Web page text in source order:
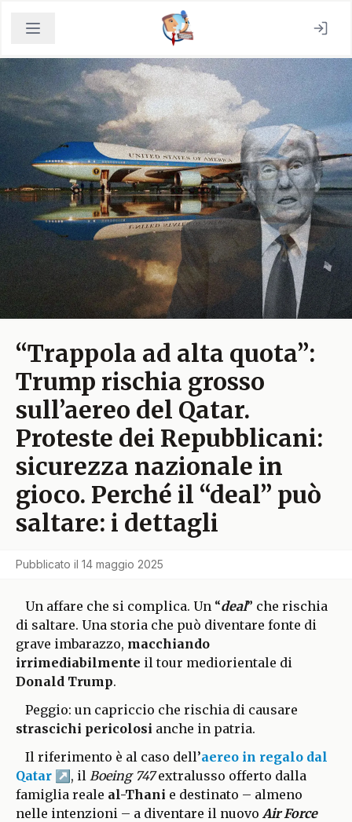
“Trappola ad alta quota”:
Trump rischia grosso
sull’aereo del Qatar.
Proteste dei Repubblicani:
sicurezza nazionale in
gioco. Perché il “deal” può
saltare: i dettagli
Pubblicato il 14 maggio 2025
Un affare che si complica. Un “deal” che rischia
di saltare. Una storia che può diventare fonte di
grave imbarazzo, macchiando
irrimediabilmente il tour mediorientale di
Donald Trump.
Peggio: un capriccio che rischia di causare
strascichi pericolosi anche in patria.
Il riferimento è al caso dell’aereo in regalo dal
Qatar
, il Boeing 747extralusso offerto dalla
famiglia reale al-Thani e destinato – almeno
nelle intenzioni – a diventare il nuovo Air Force